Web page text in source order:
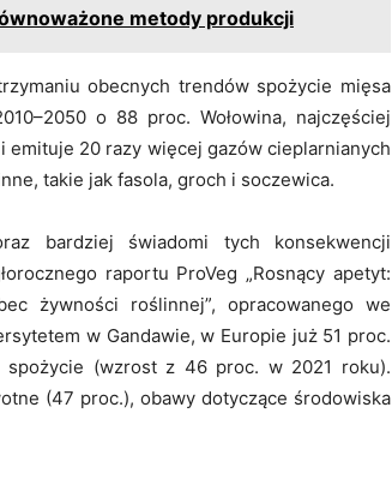
metody produkcji
obecnych trendów spożycie mięsa
o 88 proc. Wołowina, najczęściej
emituje 20 razy więcej gazów cieplarnianych
takie jak fasola, groch i soczewica.
bardziej świadomi tych konsekwencji
raportu ProVeg „Rosnący apetyt:
żywności roślinnej”, opracowanego we
w Gandawie, w Europie już 51 proc.
(wzrost z 46 proc. w 2021 roku).
(47 proc.), obawy dotyczące środowiska